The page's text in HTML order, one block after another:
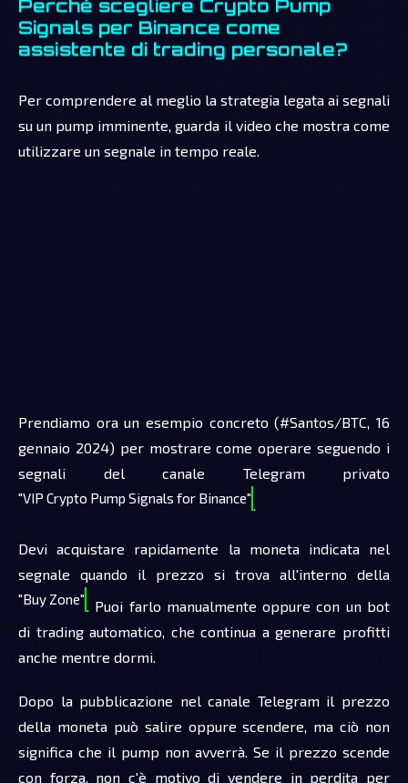
Perché scegliere Crypto Pump
Signals per Binance come
assistente di trading personale?
Per comprendere al meglio la strategia legata ai segnali
su un pump imminente, guarda il video che mostra come
utilizzare un segnale in tempo reale.
Prendiamo ora un esempio concreto (#Santos/BTC, 16
gennaio 2024) per mostrare come operare seguendo i
segnali del canale Telegram privato
"VIP Crypto Pump Signals for Binance".
Devi acquistare rapidamente la moneta indicata nel
segnale quando il prezzo si trova all'interno della
"Buy Zone". Puoi farlo manualmente oppure con un bot
di trading automatico, che continua a generare profitti
anche mentre dormi.
Dopo la pubblicazione nel canale Telegram il prezzo
della moneta può salire oppure scendere, ma ciò non
significa che il pump non avverrà. Se il prezzo scende
con forza, non c'è motivo di vendere in perdita per